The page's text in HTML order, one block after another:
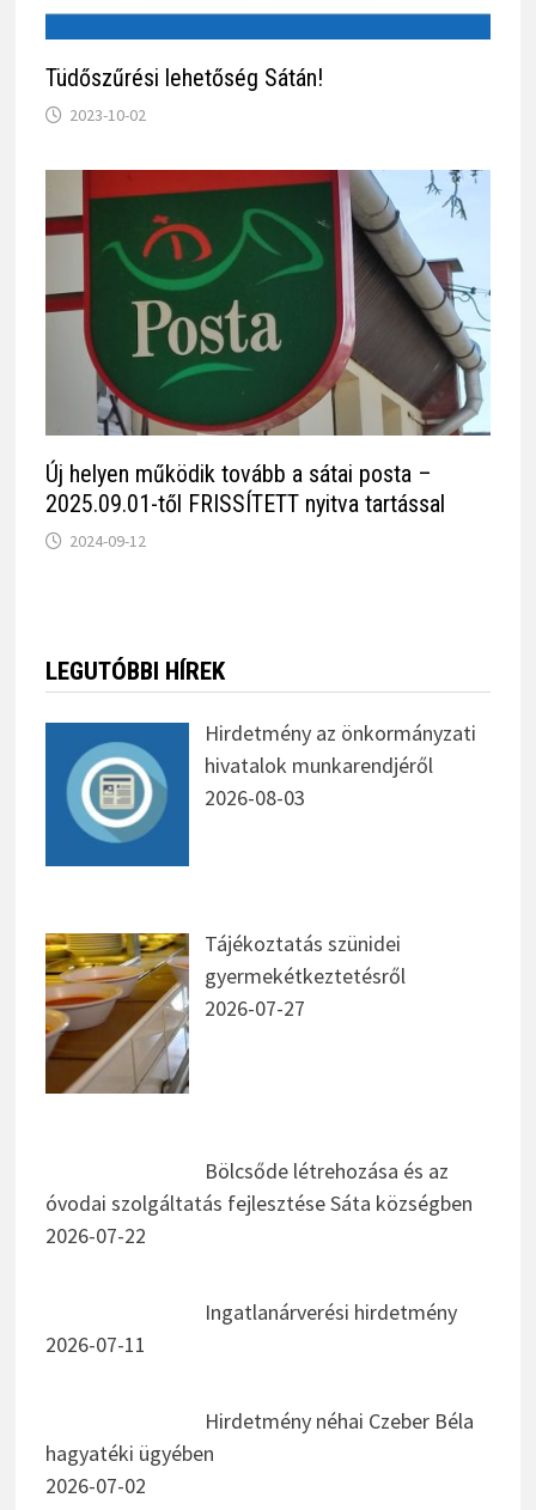
Tüdőszűrési lehetőség Sátán!
2023-10-02
Új helyen működik tovább a sátai posta –
2025.09.01-től FRISSÍTETT nyitva tartással
2024-09-12
LEGUTÓBBI HÍREK
Hirdetmény az önkormányzati
hivatalok munkarendjéről
2026-08-03
Tájékoztatás szünidei
gyermekétkeztetésről
2026-07-27
Bölcsőde létrehozása és az
óvodai szolgáltatás fejlesztése Sáta községben
2026-07-22
Ingatlanárverési hirdetmény
2026-07-11
Hirdetmény néhai Czeber Béla
hagyatéki ügyében
2026-07-02